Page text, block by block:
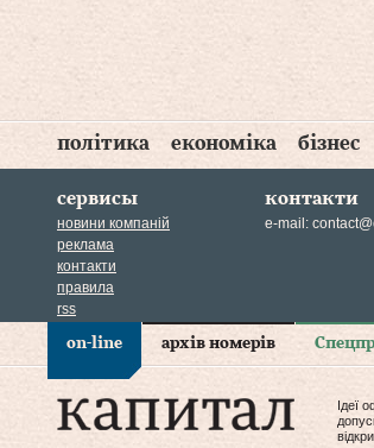
політика економіка бізнес
сервисы
новини компаній
реклама
контакти
правила
rss
контакти
e-mail:
on-line архів номерів
Ідеї